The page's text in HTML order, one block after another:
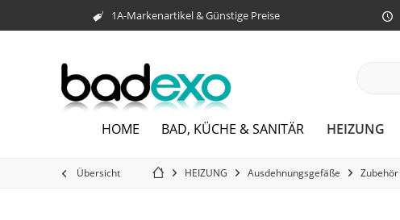
1A-Markenartikel & Günstige Preise
HOME BAD, KÜCHE & SANITÄR HEIZUNG
Übersicht HEIZUNG Ausdehnungsgefäße Zubehör